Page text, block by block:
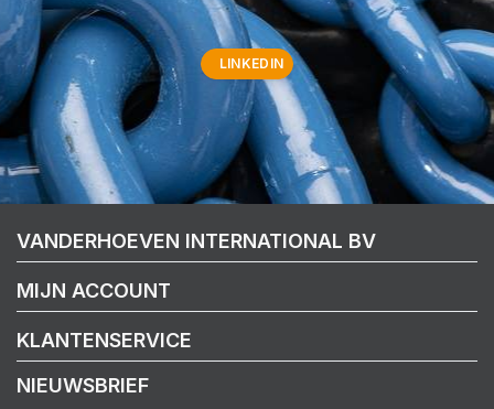
LINKEDIN
VANDERHOEVEN INTERNATIONAL BV
MIJN ACCOUNT
KLANTENSERVICE
NIEUWSBRIEF